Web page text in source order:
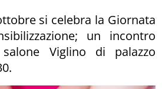
si celebra la Giornata
un incontro
Viglino di palazzo